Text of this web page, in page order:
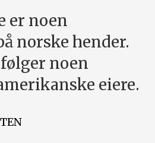
er noen
norske hender.
noen
eiere.